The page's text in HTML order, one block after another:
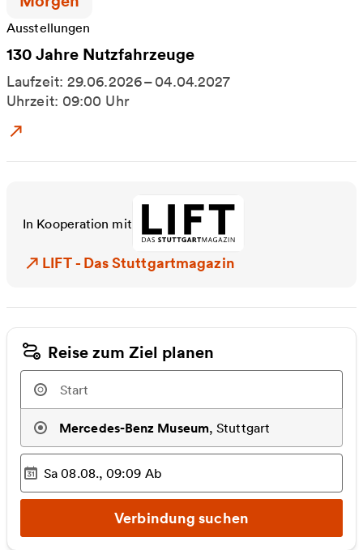
Ausstellungen
130 Jahre Nutzfahrzeuge
Laufzeit: 29.06.2026 – 04.04.2027
Uhrzeit: 09:00 Uhr
Zum Event: 130 Jahre Nutzfahrzeuge
In Kooperation mit
LIFT - Das Stuttgartmagazin
LIFT - Das Stuttgartmagazin
Reise zum Ziel planen
Mercedes-Benz Museum,Stuttgart
Ausgewählter Zeitpunkt
Sa 08.08., 09:09 Ab
Verbindung suchen